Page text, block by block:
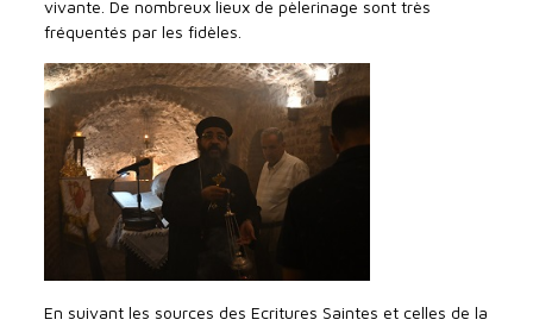
vivante. De nombreux lieux de pèlerinage sont très
fréquentés par les fidèles.
En suivant les sources des Ecritures Saintes et celles de la